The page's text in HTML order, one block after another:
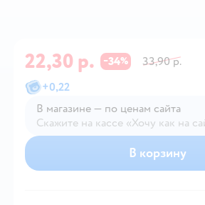
22,30 р. −34%
33,90 р.
+0,22
В магазине — по ценам сайта
Скажите на кассе «Хочу как на
В магазине — по ценам сайта
В корзину